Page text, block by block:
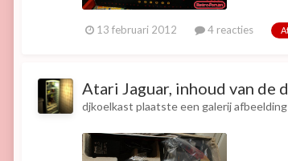
13 februari 2012 4 reacties
Atari Jaguar, inhoud van de
djkoelkast plaatste een galerij afbeelding